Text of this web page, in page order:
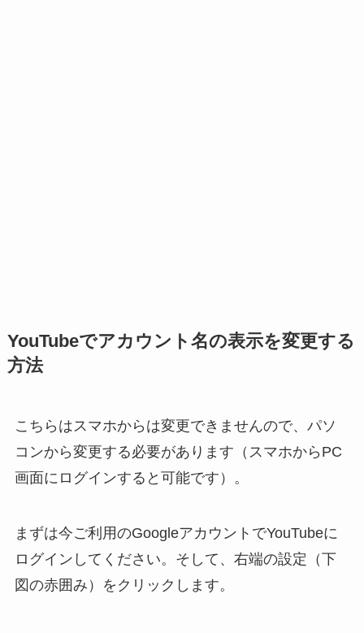
YouTubeでアカウント名の表示を変更する
方法
こちらはスマホからは変更できませんので、パソ
コンから変更する必要があります（スマホからPC
画面にログインすると可能です）。
まずは今ご利用のGoogleアカウントでYouTubeに
ログインしてください。そして、右端の設定（下
図の赤囲み）をクリックします。